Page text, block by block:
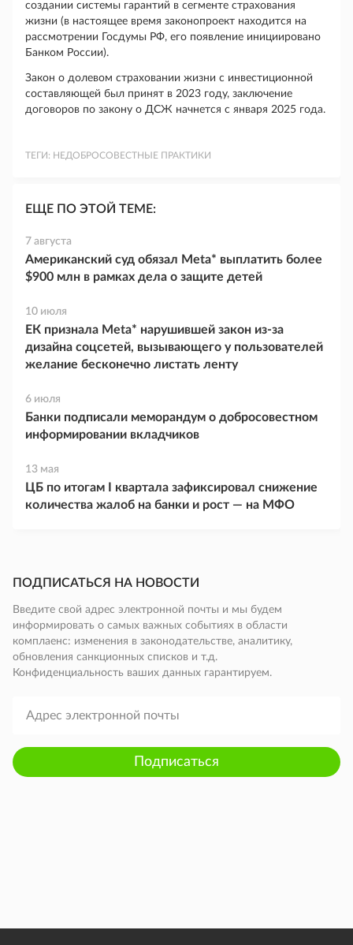
создании системы гарантий в сегменте страхования
жизни (в настоящее время законопроект находится на
рассмотрении Госдумы РФ, его появление инициировано
Банком России).
Закон о долевом страховании жизни с инвестиционной
составляющей был принят в 2023 году, заключение
договоров по закону о ДСЖ начнется с января 2025 года.
ТЕГИ: НЕДОБРОСОВЕСТНЫЕ ПРАКТИКИ
ЕЩЕ ПО ЭТОЙ ТЕМЕ:
7 августа
Американский суд обязал Meta* выплатить более
$900 млн в рамках дела о защите детей
10 июля
ЕК признала Meta* нарушившей закон из-за
дизайна соцсетей, вызывающего у пользователей
желание бесконечно листать ленту
6 июля
Банки подписали меморандум о добросовестном
информировании вкладчиков
13 мая
ЦБ по итогам I квартала зафиксировал снижение
количества жалоб на банки и рост — на МФО
ПОДПИСАТЬСЯ НА НОВОСТИ
Введите свой адрес электронной почты и мы будем
информировать о самых важных событиях в области
комплаенс: изменения в законодательстве, аналитику,
обновления санкционных списков и т.д.
Конфиденциальность ваших данных гарантируем.
Подписаться